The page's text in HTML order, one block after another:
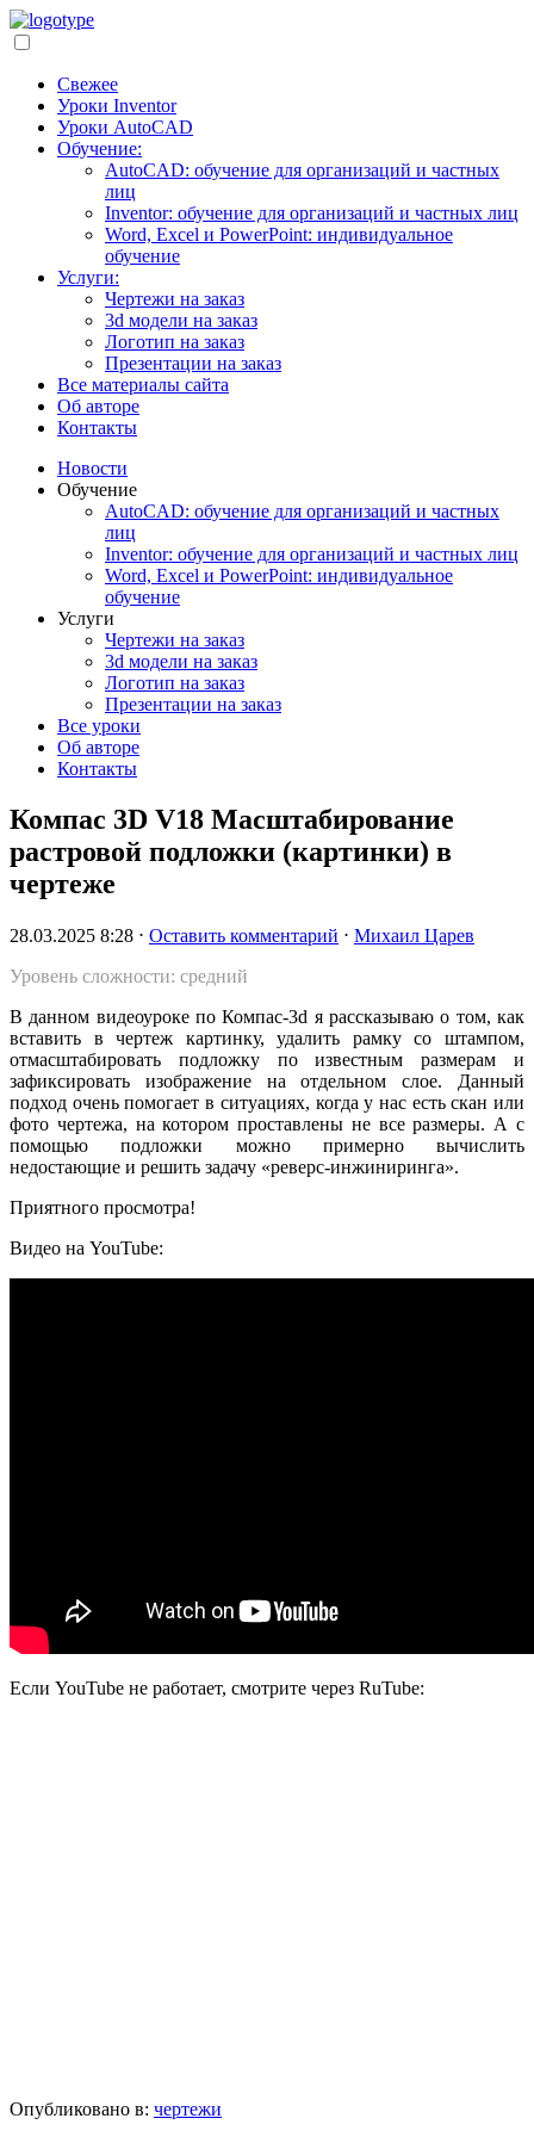
Свежее
Уроки Inventor
Уроки AutoCAD
Обучение:
AutoCAD: обучение для организаций и частных
лиц
Inventor: обучение для организаций и частных лиц
Word, Excel и PowerPoint: индивидуальное
обучение
Услуги:
Чертежи на заказ
3d модели на заказ
Логотип на заказ
Презентации на заказ
Все материалы сайта
Об авторе
Контакты
Новости
Обучение
AutoCAD: обучение для организаций и частных
лиц
Inventor: обучение для организаций и частных лиц
Word, Excel и PowerPoint: индивидуальное
обучение
Услуги
Чертежи на заказ
3d модели на заказ
Логотип на заказ
Презентации на заказ
Все уроки
Об авторе
Контакты
Компас 3D V18 Масштабирование
растровой подложки (картинки) в
чертеже
28.03.2025 8:28 ⋅ Оставить комментарий ⋅ Михаил Царев
Уровень сложности: средний
В данном видеоуроке по Компас-3d я рассказываю о том, как
вставить в чертеж картинку, удалить рамку со штампом,
отмасштабировать подложку по известным размерам и
зафиксировать изображение на отдельном слое. Данный
подход очень помогает в ситуациях, когда у нас есть скан или
фото чертежа, на котором проставлены не все размеры. А с
помощью подложки можно примерно вычислить
недостающие и решить задачу «реверс-инжиниринга».
Приятного просмотра!
Видео на YouTube:
Если YouTube не работает, смотрите через RuTube:
Опубликовано в: чертежи